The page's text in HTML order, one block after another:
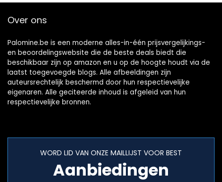
Over ons
Palomine.be is een moderne alles-in-één prijsvergelijkings-
en beoordelingswebsite die de beste deals biedt die
beschikbaar zijn op amazon en u op de hoogte houdt via de
laatst toegevoegde blogs. Alle afbeeldingen zijn
auteursrechtelijk beschermd door hun respectievelijke
eigenaren. Alle geciteerde inhoud is afgeleid van hun
respectievelijke bronnen.
WORD LID VAN ONZE MAILLIJST VOOR BEST
Aanbiedingen